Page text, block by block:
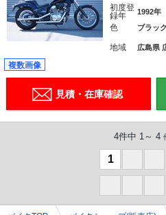
初度登
録年
1992年
色 ブラック
地域 広島県
複数画像
見積・在庫確認
4件中 1～ 4
1